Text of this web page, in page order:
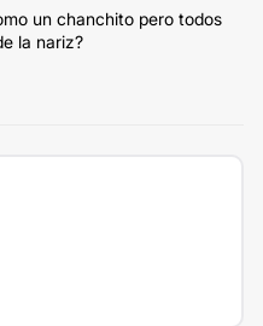
un chanchito pero todos
la nariz?